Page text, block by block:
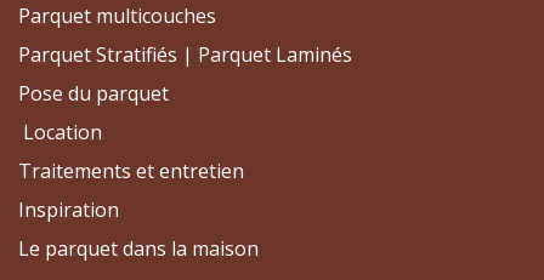
Parquet multicouches
Parquet Stratifiés | Parquet Laminés
Pose du parquet
Location
Traitements et entretien
Inspiration
Le parquet dans la maison